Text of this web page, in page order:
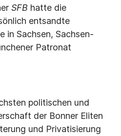
SFB hatte die
entsandte
in Sachsen, Sachsen-
Patronat
politischen und
der Bonner Eliten
und Privatisierung